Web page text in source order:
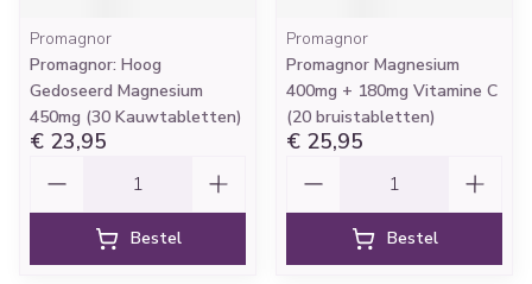
Promagnor
Promagnor: Hoog
Gedoseerd Magnesium
450mg (30 Kauwtabletten)
€ 23,95
Bestel
Promagnor
Promagnor Magnesium
400mg + 180mg Vitamine C
(20 bruistabletten)
€ 25,95
Bestel